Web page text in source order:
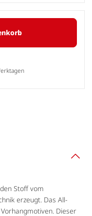
Stoff vom
erzeugt. Das All-
Dieser